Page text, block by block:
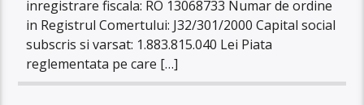
inregistrare fiscala: RO 13068733 Numar de ordine
in Registrul Comertului: J32/301/2000 Capital social
subscris si varsat: 1.883.815.040 Lei Piata
reglementata pe care […]